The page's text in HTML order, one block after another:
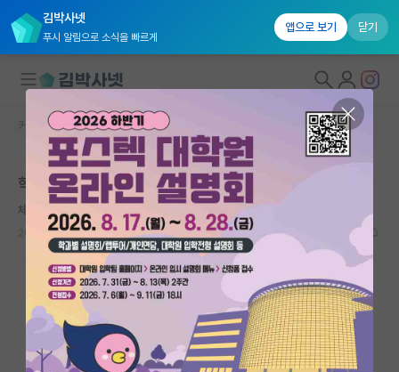
김박사넷
푸시 알림으로 소식을 빠르게
앱으로 보기 닫기
대학원생 모집
국내대학원 정보
연구실&오픈랩
커뮤니티
커뮤니티 홈
전체글보기
베스트 게시판
커뮤니티 홈 미국 유학 게시판
학계를 떠나며
체한 레온하르트 오일러
2026.05.17 16 10040